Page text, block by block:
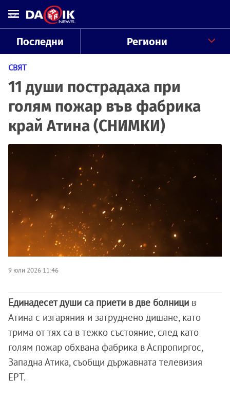
Последни Региони
СВЯТ
11 души пострадаха при
голям пожар във фабрика
край Атина (СНИМКИ)
9 юли 2026 11:46
Единадесет души са приети в две болници в
Атина с изгаряния и затруднено дишане, като
трима от тях са в тежко състояние, след като
голям пожар обхвана фабрика в Аспропиргос,
Западна Атика, съобщи държавната телевизия
ЕРТ.